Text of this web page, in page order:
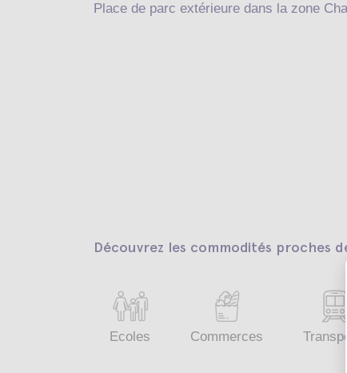
Place de parc extérieure dans la zone
Découvrez les commodités proches
Ecoles Commerces